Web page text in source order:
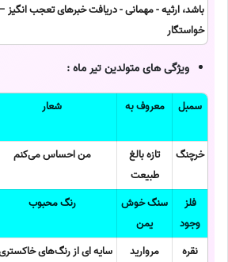
باشد، ارثیه - مهمانی - دریافت خبرهای تعجب انگیز
خواستگار
ویژگی های متولدین تیر ماه :
سمبل معروف به شعار
خرچنگ
تازه بالغ
طبیعت
من احساس می‌کنم
فلز
وجود
سنگ خوش
یمن
رنگ محبوب
نقره
مروارید
سایه ای از رنگ‌های